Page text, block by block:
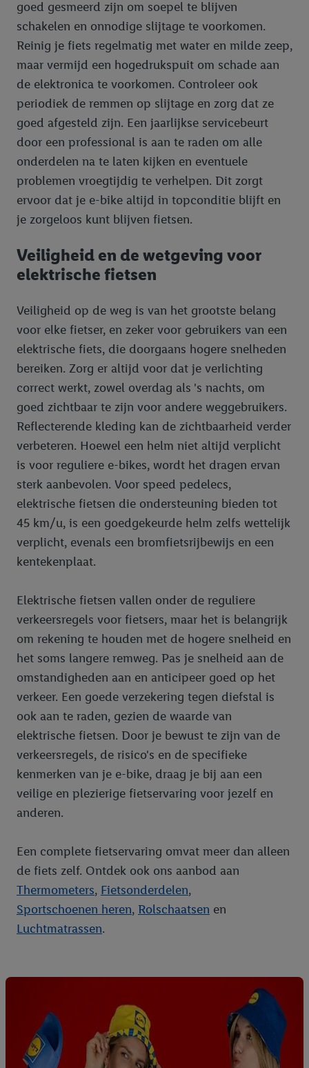
goed gesmeerd zijn om soepel te blijven
schakelen en onnodige slijtage te voorkomen.
Reinig je fiets regelmatig met water en milde zeep,
maar vermijd een hogedrukspuit om schade aan
de elektronica te voorkomen. Controleer ook
periodiek de remmen op slijtage en zorg dat ze
goed afgesteld zijn. Een jaarlijkse servicebeurt
door een professional is aan te raden om alle
onderdelen na te laten kijken en eventuele
problemen vroegtijdig te verhelpen. Dit zorgt
ervoor dat je e-bike altijd in topconditie blijft en
je zorgeloos kunt blijven fietsen.
Veiligheid en de wetgeving voor
elektrische fietsen
Veiligheid op de weg is van het grootste belang
voor elke fietser, en zeker voor gebruikers van een
elektrische fiets, die doorgaans hogere snelheden
bereiken. Zorg er altijd voor dat je verlichting
correct werkt, zowel overdag als 's nachts, om
goed zichtbaar te zijn voor andere weggebruikers.
Reflecterende kleding kan de zichtbaarheid verder
verbeteren. Hoewel een helm niet altijd verplicht
is voor reguliere e-bikes, wordt het dragen ervan
sterk aanbevolen. Voor speed pedelecs,
elektrische fietsen die ondersteuning bieden tot
45 km/u, is een goedgekeurde helm zelfs wettelijk
verplicht, evenals een bromfietsrijbewijs en een
kentekenplaat.
Elektrische fietsen vallen onder de reguliere
verkeersregels voor fietsers, maar het is belangrijk
om rekening te houden met de hogere snelheid en
het soms langere remweg. Pas je snelheid aan de
omstandigheden aan en anticipeer goed op het
verkeer. Een goede verzekering tegen diefstal is
ook aan te raden, gezien de waarde van
elektrische fietsen. Door je bewust te zijn van de
verkeersregels, de risico's en de specifieke
kenmerken van je e-bike, draag je bij aan een
veilige en plezierige fietservaring voor jezelf en
anderen.
Een complete fietservaring omvat meer dan alleen
de fiets zelf. Ontdek ook ons aanbod aan
Thermometers, Fietsonderdelen,
Sportschoenen heren, Rolschaatsen en
Luchtmatrassen.